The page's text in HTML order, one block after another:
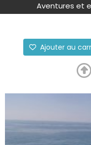
Aventures et
Ajouter au